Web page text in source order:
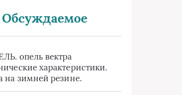
Обсуждаемое
опель вектра
характеристики.
на зимней резине.